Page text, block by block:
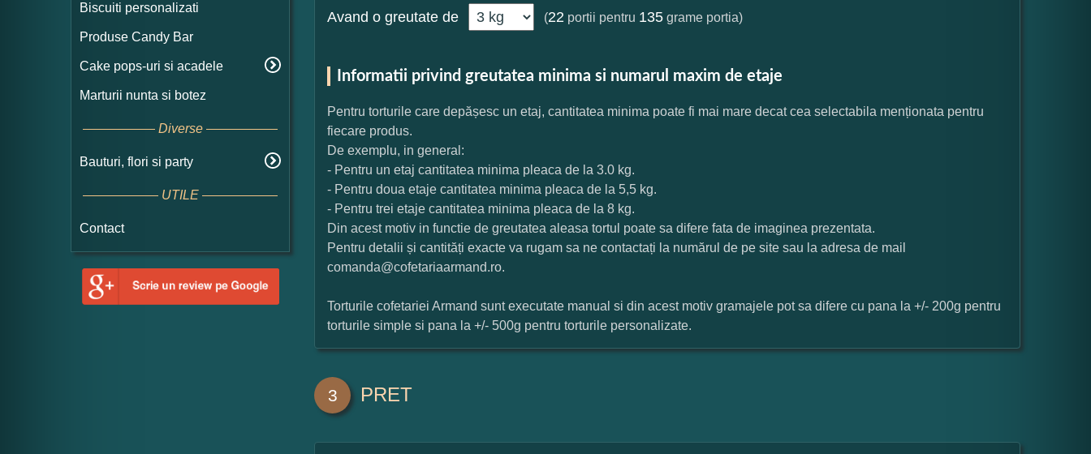
Biscuiti personalizati
Produse Candy Bar
Cake pops-uri si acadele
Marturii nunta si botez
Diverse
Bauturi, flori si party
UTILE
Contact
Avand o greutate de (22 portii pentru 135 grame portia)
Informatii privind greutatea minima si numarul maxim de etaje
Pentru torturile care depășesc un etaj, cantitatea minima poate fi mai mare decat cea selectabila menționata pentru
fiecare produs.
De exemplu, in general:
- Pentru un etaj cantitatea minima pleaca de la 3.0 kg.
- Pentru doua etaje cantitatea minima pleaca de la 5,5 kg.
- Pentru trei etaje cantitatea minima pleaca de la 8 kg.
Din acest motiv in functie de greutatea aleasa tortul poate sa difere fata de imaginea prezentata.
Pentru detalii și cantități exacte va rugam sa ne contactați la numărul de pe site sau la adresa de mail
comanda@cofetariaarmand.ro.
Torturile cofetariei Armand sunt executate manual si din acest motiv gramajele pot sa difere cu pana la +/- 200g pentru
torturile simple si pana la +/- 500g pentru torturile personalizate.
3 PRET